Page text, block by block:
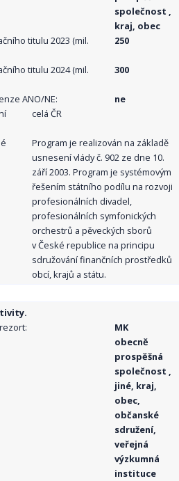
společnost ,
kraj, obec
titulu 2023 (mil.
250
titulu 2024 (mil.
300
ANO/NE:
ne
celá ČR
Program je realizován na základě
usnesení vlády č. 902 ze dne 10.
září 2003. Program je systémovým
řešením státního podílu na rozvoji
profesionálních divadel,
profesionálních symfonických
orchestrů a pěveckých sborů
v České republice na principu
sdružování finančních prostředků
obcí, krajů a státu.
MK
obecně
prospěšná
společnost ,
jiné, kraj,
obec,
občanské
sdružení,
veřejná
výzkumná
instituce